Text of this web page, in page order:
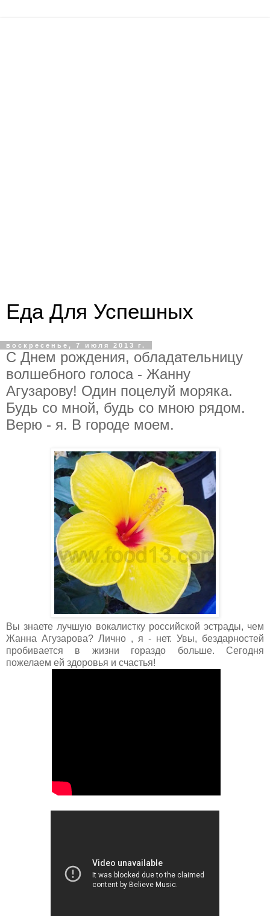
Еда Для Успешных
воскресенье, 7 июля 2013 г.
С Днем рождения, обладательницу
волшебного голоса - Жанну
Агузарову! Один поцелуй моряка.
Будь со мной, будь со мною рядом.
Верю - я. В городе моем.
Вы знаете лучшую вокалистку российской эстрады, чем
Жанна Агузарова? Лично , я - нет. Увы, бездарностей
пробивается в жизни гораздо больше. Сегодня
пожелаем ей здоровья и счастья!